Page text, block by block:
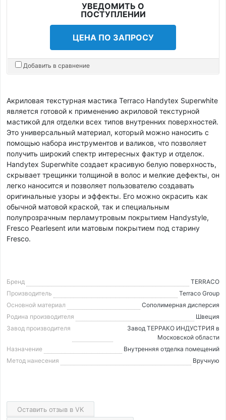
УВЕДОМИТЬ О
ПОСТУПЛЕНИИ
ЦЕНА ПО ЗАПРОСУ
Добавить в сравнение
Акриловая текстурная мастика Terraco Handytex Superwhite
является готовой к применению акриловой текстурной
мастикой для отделки всех типов внутренних поверхностей.
Это универсальный материал, который можно наносить с
помощью набора инструментов и валиков, что позволяет
получить широкий спектр интересных фактур и отделок.
Handytex Superwhite создает красивую белую поверхность,
скрывает трещинки толщиной в волос и мелкие дефекты, он
легко наносится и позволяет пользователю создавать
оригинальные узоры и эффекты. Его можно окрасить как
обычной матовой краской, так и специальным
полупрозрачным перламутровым покрытием Handystyle,
Fresco Pearlesent или матовым покрытием под старину
Fresco.
Бренд
TERRACO
Производитель
Terraco Group
Основной материал
Cополимерная дисперсия
Родина производителя
Швеция
Завод производителя
Завод ТЕРРАКО ИНДУСТРИЯ в
Московской области
Назначение
Внутренняя отделка помещений
Метод нанесения
Вручную
Оставить отзыв в VK